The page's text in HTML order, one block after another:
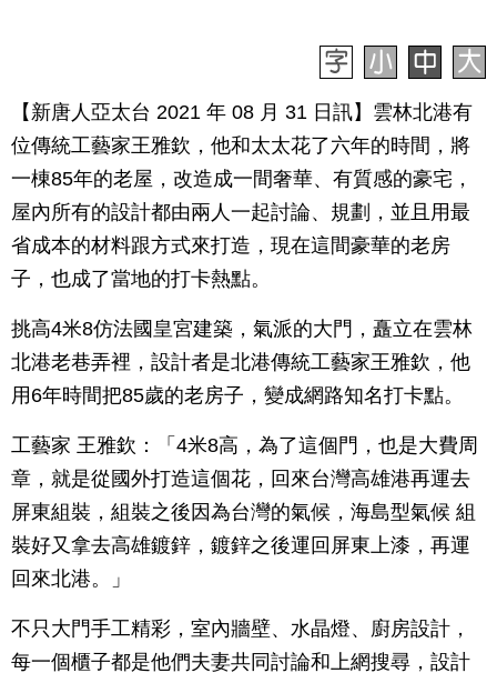
【新唐人亞太台 2021 年 08 月 31 日訊】雲林北港有
位傳統工藝家王雅欽，他和太太花了六年的時間，將
一棟85年的老屋，改造成一間奢華、有質感的豪宅，
屋內所有的設計都由兩人一起討論、規劃，並且用最
省成本的材料跟方式來打造，現在這間豪華的老房
子，也成了當地的打卡熱點。
挑高4米8仿法國皇宮建築，氣派的大門，矗立在雲林
北港老巷弄裡，設計者是北港傳統工藝家王雅欽，他
用6年時間把85歲的老房子，變成網路知名打卡點。
工藝家 王雅欽：「4米8高，為了這個門，也是大費周
章，就是從國外打造這個花，回來台灣高雄港再運去
屏東組裝，組裝之後因為台灣的氣候，海島型氣候 組
裝好又拿去高雄鍍鋅，鍍鋅之後運回屏東上漆，再運
回來北港。」
不只大門手工精彩，室內牆壁、水晶燈、廚房設計，
每一個櫃子都是他們夫妻共同討論和上網搜尋，設計